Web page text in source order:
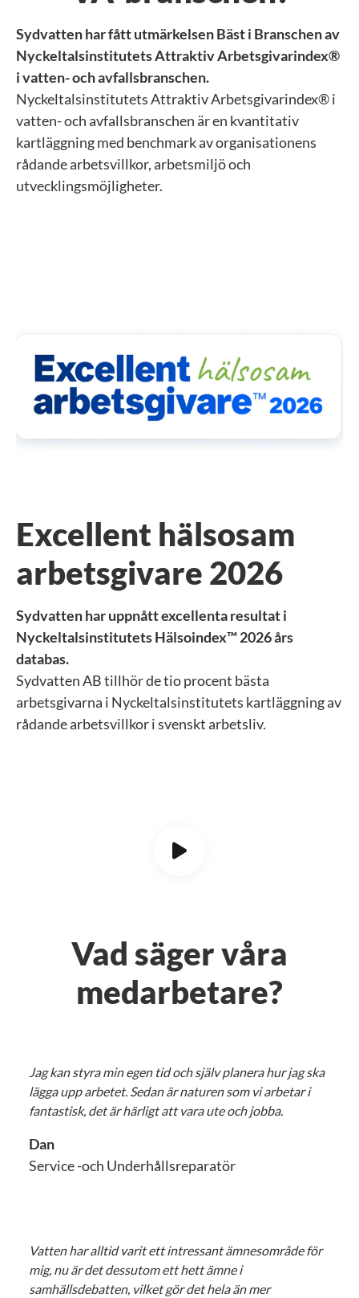
Sydvatten har fått utmärkelsen Bäst i Branschen av
Nyckeltalsinstitutets Attraktiv Arbetsgivarindex®
i vatten- och avfallsbranschen.
Nyckeltalsinstitutets Attraktiv Arbetsgivarindex® i
vatten- och avfallsbranschen är en kvantitativ
kartläggning med benchmark av organisationens
rådande arbetsvillkor, arbetsmiljö och
utvecklingsmöjligheter.
Excellent hälsosam
arbetsgivare 2026
Sydvatten har uppnått excellenta resultat i
Nyckeltalsinstitutets Hälsoindex™ 2026 års
databas.
Sydvatten AB tillhör de tio procent bästa
arbetsgivarna i Nyckeltalsinstitutets kartläggning av
rådande arbetsvillkor i svenskt arbetsliv.
Vad säger våra
medarbetare?
Jag kan styra min egen tid och själv planera hur jag ska
lägga upp arbetet. Sedan är naturen som vi arbetar i
fantastisk, det är härligt att vara ute och jobba.
Dan
Service -och Underhållsreparatör
Vatten har alltid varit ett intressant ämnesområde för
mig, nu är det dessutom ett hett ämne i
samhällsdebatten, vilket gör det hela än mer